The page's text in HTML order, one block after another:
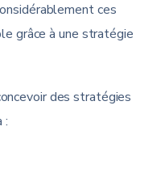
ces
grâce à une stratégie
des stratégies
: